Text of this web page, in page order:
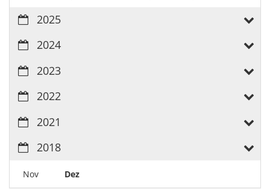
2025
2024
2023
2022
2021
2018
Nov Dez